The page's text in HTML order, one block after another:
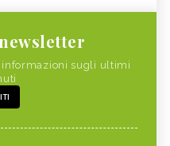
informazioni sugli ultimi